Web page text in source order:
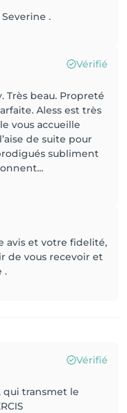
.
Vérifié
Très beau. Propreté
Aless est très
vous accueille
de suite pour
subliment
avis et votre fidelité,
de vous recevoir et
.
Vérifié
qui transmet le